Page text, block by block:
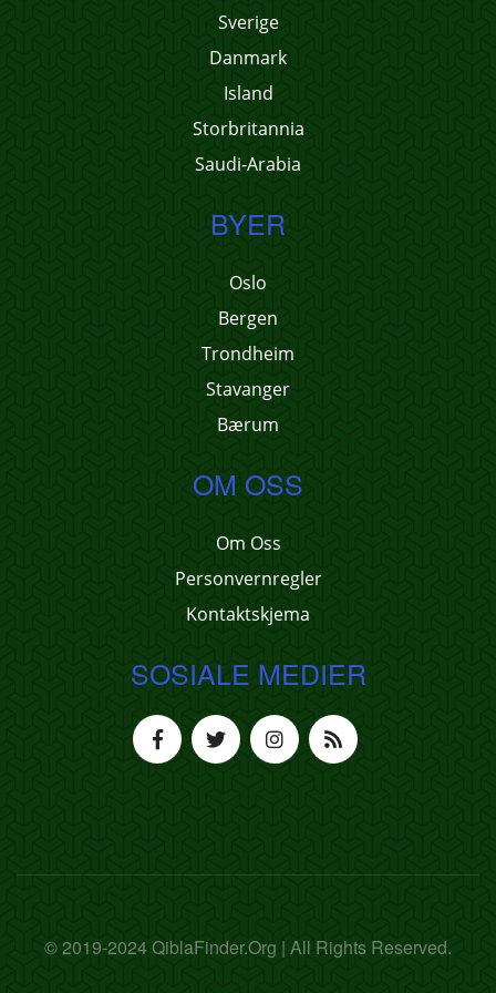
Sverige
Danmark
Island
Storbritannia
Saudi-Arabia
BYER
Oslo
Bergen
Trondheim
Stavanger
Bærum
OM OSS
Om Oss
Personvernregler
Kontaktskjema
SOSIALE MEDIER
© 2019-2024 QiblaFinder.Org | All Rights Reserved.